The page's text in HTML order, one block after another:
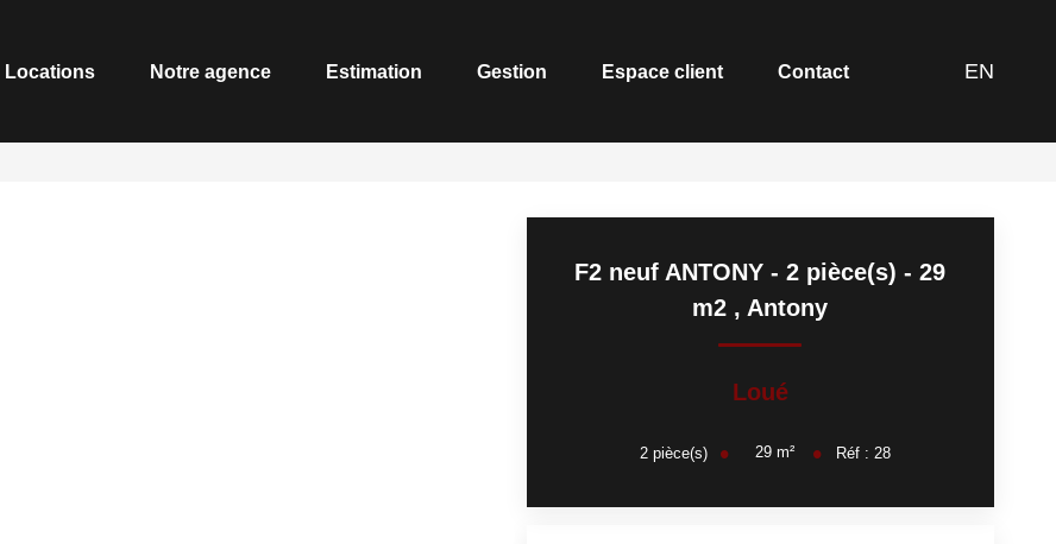
Locations Notre agence Estimation Gestion Espace client Contact EN
F2 neuf ANTONY - 2 pièce(s) - 29
m2 , Antony
Loué
2 pièce(s) 29 m² Réf : 28